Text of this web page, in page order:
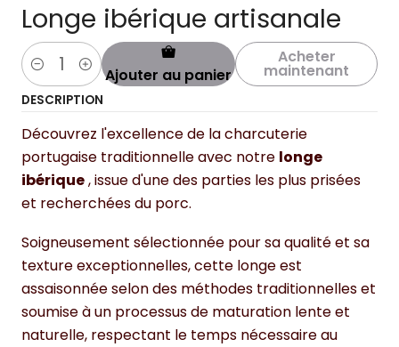
Longe ibérique artisanale
Quantité Ajouter au panier
Acheter
maintenant
DESCRIPTION
Découvrez l'excellence de la charcuterie
portugaise traditionnelle avec notre longe
ibérique, issue d'une des parties les plus prisées
et recherchées du porc.
Soigneusement sélectionnée pour sa qualité et sa
texture exceptionnelles, cette longe est
assaisonnée selon des méthodes traditionnelles et
soumise à un processus de maturation lente et
naturelle, respectant le temps nécessaire au